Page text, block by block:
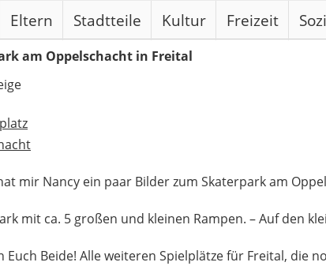
Eltern Stadtteile Kultur Freizeit
am Oppelschacht in Freital
mir Nancy ein paar Bilder zum Skaterpark am
mit ca. 5 großen und kleinen Rampen. – Auf den
Euch Beide! Alle weiteren Spielplätze für Freital, die